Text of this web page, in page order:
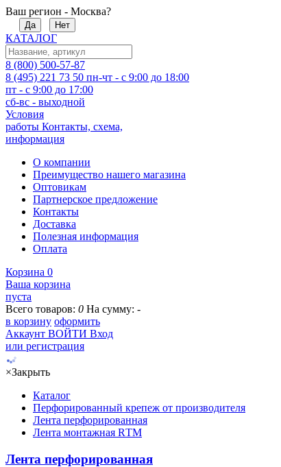
Ваш регион - Москва?
Да Нет
КАТАЛОГ
8 (800) 500-57-87
8 (495) 221 73 50 пн-чт - с 9:00 до 18:00
пт - с 9:00 до 17:00
сб-вс - выходной
Условия
работы Контакты, схема,
информация
О компании
Преимущество нашего магазина
Оптовикам
Партнерское предложение
Контакты
Доставка
Полезная информация
Оплата
Корзина 0
Ваша корзина
пуста
Всего товаров: 0 На сумму: -
в корзину оформить
Аккаунт ВОЙТИ Вход
или регистрация
×Закрыть
Каталог
Перфорированный крепеж от производителя
Лента перфорированная
Лента монтажная RТМ
Лента перфорированная